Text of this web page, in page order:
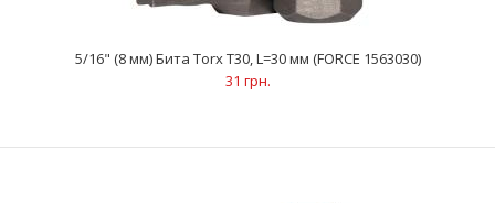
5/16" (8 мм) Бита Torx Т27, L=30 мм (FORCE 1563027)
31 грн.
5/16" (8 мм) Бита Torx Т30, L=30 мм (FORCE 1563030)
31 грн.